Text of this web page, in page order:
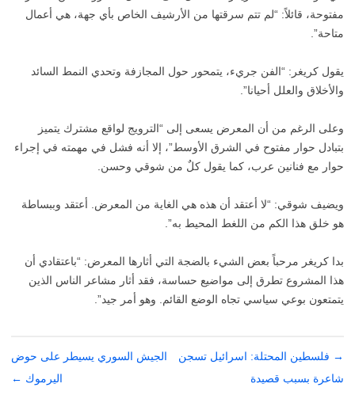
مفتوحة، قائلاً: “لم تتم سرقتها من الأرشيف الخاص بأي جهة، هي أعمال
متاحة”.
يقول كريغر: “الفن جريء، يتمحور حول المجازفة وتحدي النمط السائد
والأخلاق والعلل أحيانا”.
وعلى الرغم من أن المعرض يسعى إلى “الترويج لواقع مشترك يتميز
بتبادل حوار مفتوح في الشرق الأوسط”، إلا أنه فشل في مهمته في إجراء
حوار مع فنانين عرب، كما يقول كلٌ من شوقي وحسن.
ويضيف شوقي: “لا أعتقد أن هذه هي الغاية من المعرض. أعتقد وببساطة
هو خلق هذا الكم من اللغط المحيط به”.
بدا كريغر مرحباً بعض الشيء بالضجة التي أثارها المعرض: “باعتقادي أن
هذا المشروع تطرق إلى مواضيع حساسة، فقد أثار مشاعر الناس الذين
يتمتعون بوعي سياسي تجاه الوضع القائم. وهو أمر جيد”.
تصفّح
المقالات
→ فلسطين المحتلة: اسرائيل تسجن
شاعرة بسبب قصيدة
الجيش السوري يسيطر على حوض
اليرموك ←